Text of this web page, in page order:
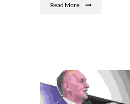
Read More